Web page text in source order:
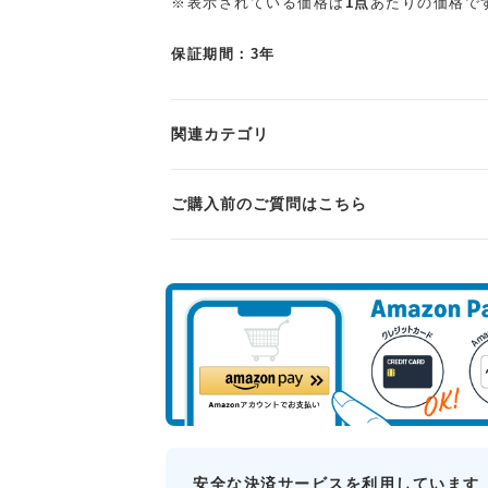
※表示されている価格は 1点 あたりの価格で
保証期間：3年
関連カテゴリ
ご購入前のご質問はこちら
安全な決済サービスを利用しています